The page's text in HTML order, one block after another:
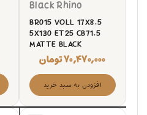
Black Rhino
BR015 VOLL 17X8.5
5X130 ET25 CB71.5
MATTE BLACK
۷۰,۴۷۰,۰۰۰تومان
افزودن به سبد خرید